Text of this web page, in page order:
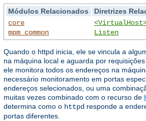
Módulos Relacionados
Diretrizes
core
mpm_common
Listen
Quando o httpd inicia, ele se vincula a
na máquina local e aguarda por
ele monitora todos os endereços na
necessário monitoramento em portas
endereços selecionados, ou uma
muitas vezes combinado com o recurso de
determina como o httpd responde a
portas diferentes.